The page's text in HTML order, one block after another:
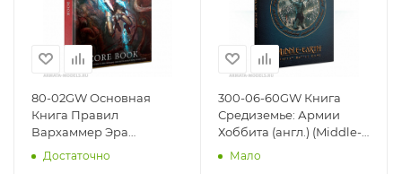
80-02GW Основная
Книга Правил
Вархаммер Эра
Сигмара (англ.)
(Warhammer Age of
Достаточно
300-06-60GW Книга
Средиземье: Армии
Хоббита (англ.) (Middle-
earth Strategy Battle
Мало